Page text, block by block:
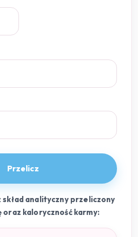
Przelicz
skład analityczny przeliczony
oraz kaloryczność karmy: